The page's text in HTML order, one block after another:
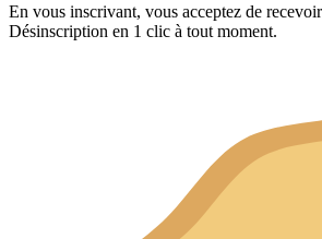
En vous inscrivant, vous acceptez de
Désinscription en 1 clic à tout moment.